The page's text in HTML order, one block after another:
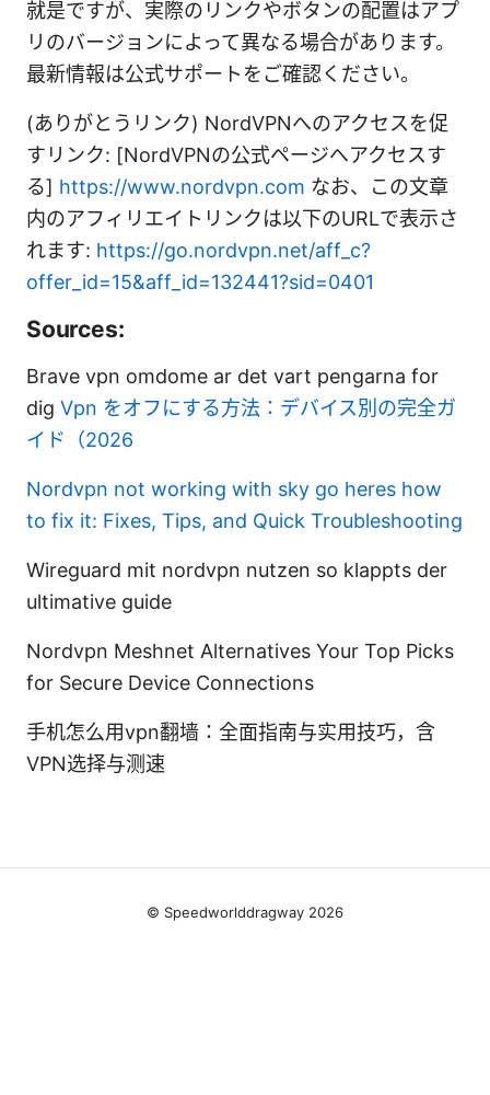
就是ですが、実際のリンクやボタンの配置はアプ
リのバージョンによって異なる場合があります。
最新情報は公式サポートをご確認ください。
(ありがとうリンク) NordVPNへのアクセスを促
すリンク: [NordVPNの公式ページへアクセスす
る] https://www.nordvpn.com なお、この文章
内のアフィリエイトリンクは以下のURLで表示さ
れます: https://go.nordvpn.net/aff_c?
offer_id=15&aff_id=132441?sid=0401
Sources:
Brave vpn omdome ar det vart pengarna for
dig Vpn をオフにする方法：デバイス別の完全ガ
イド（2026
Nordvpn not working with sky go heres how
to fix it: Fixes, Tips, and Quick Troubleshooting
Wireguard mit nordvpn nutzen so klappts der
ultimative guide
Nordvpn Meshnet Alternatives Your Top Picks
for Secure Device Connections
手机怎么用vpn翻墙：全面指南与实用技巧，含
VPN选择与测速
© Speedworlddragway 2026